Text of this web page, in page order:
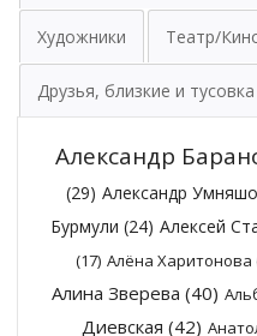
Художники Театр/
Друзья, близкие и тусовка
Александр
(29) Александр
Бурмули (24) Алексей
(17) Алёна Харитонова
Алина Зверева (40)
Диевская (42)